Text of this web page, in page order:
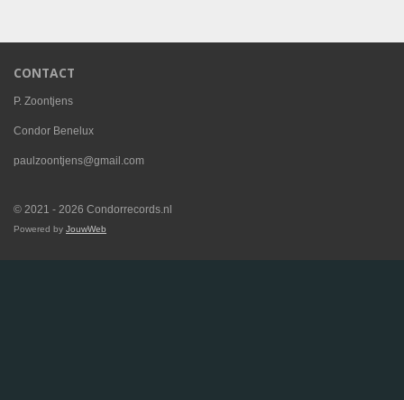
CONTACT
P. Zoontjens
Condor Benelux
paulzoontjens@gmail.com
© 2021 - 2026 Condorrecords.nl
Powered by JouwWeb